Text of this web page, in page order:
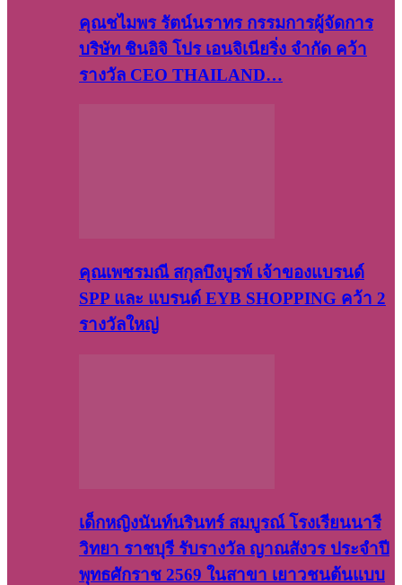
คุณชไมพร​ รัตน์​นรา​ทร​ กรรมการ​ผู้จัดการ
บริษัท​ ชินอิจิ​ โปร​ เอน​จิเนีย​ริ่ง​ จำกัด คว้า
รางวัล CEO THAILAND…
คุณเพชรมณี สกุลบึงบูรพ์ เจ้าของแบรนด์
SPP และ แบรนด์ EYB SHOPPING คว้า 2
รางวัลใหญ่
เด็กหญิงนันท์นรินทร์ สมบูรณ์ โรงเรียนนารี
วิทยา ราชบุรี รับรางวัล ญาณสังวร ประจำปี
พุทธศักราช 2569 ในสาขา เยาวชนต้นแบบ